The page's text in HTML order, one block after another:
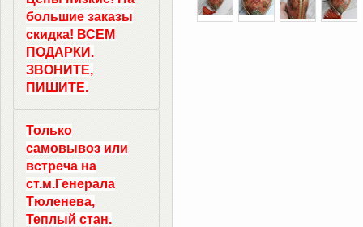
большие заказы
скидка! ВСЕМ
ПОДАРКИ.
ЗВОНИТЕ,
ПИШИТЕ.
Только
самовывоз или
встреча на
ст.м.Генерала
Тюленева,
Теплый стан.